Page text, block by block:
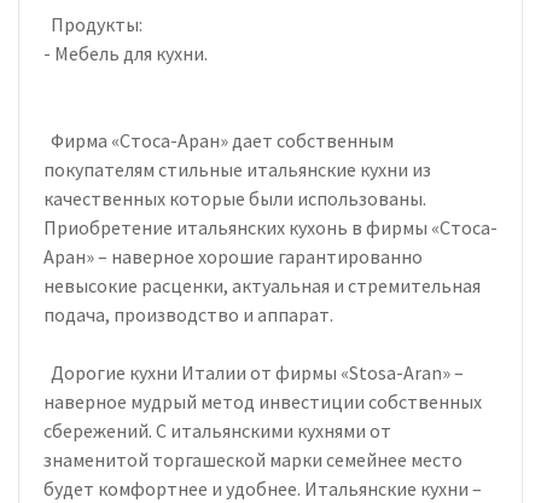
Продукты:
- Мебель для кухни.
Фирма «Стоса-Аран» дает собственным
покупателям стильные итальянские кухни из
качественных которые были использованы.
Приобретение итальянских кухонь в фирмы «Стоса-
Аран» – наверное хорошие гарантированно
невысокие расценки, актуальная и стремительная
подача, производство и аппарат.
Дорогие кухни Италии от фирмы «Stosa-Aran» –
наверное мудрый метод инвестиции собственных
сбережений. С итальянскими кухнями от
знаменитой торгашеской марки семейнее место
будет комфортнее и удобнее. Итальянские кухни –